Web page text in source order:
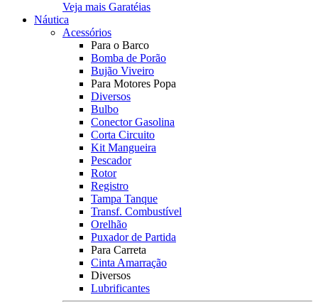
Veja mais Garatéias
Náutica
Acessórios
Para o Barco
Bomba de Porão
Bujão Viveiro
Para Motores Popa
Diversos
Bulbo
Conector Gasolina
Corta Circuito
Kit Mangueira
Pescador
Rotor
Registro
Tampa Tanque
Transf. Combustível
Orelhão
Puxador de Partida
Para Carreta
Cinta Amarração
Diversos
Lubrificantes